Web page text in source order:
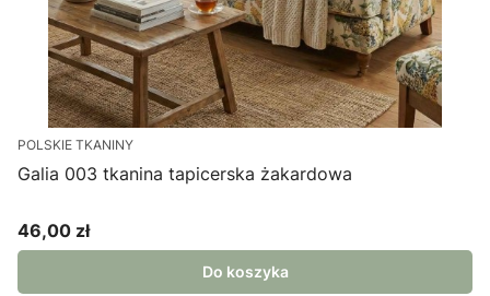
POLSKIE TKANINY
Galia 003 tkanina tapicerska żakardowa
Cena
46,00 zł
Do koszyka